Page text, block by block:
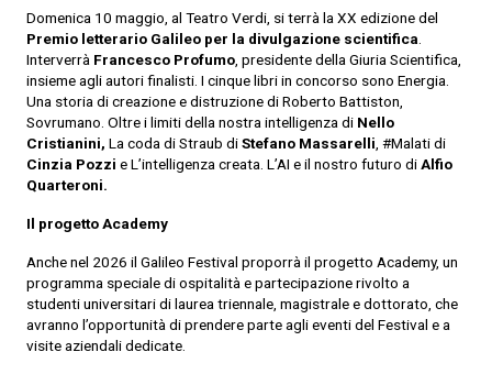
Domenica 10 maggio, al Teatro Verdi, si terrà la XX edizione del
Premio letterario Galileo per la divulgazione scientifica.
Interverrà Francesco Profumo, presidente della Giuria Scientifica,
insieme agli autori finalisti. I cinque libri in concorso sono Energia.
Una storia di creazione e distruzione di Roberto Battiston,
Sovrumano. Oltre i limiti della nostra intelligenza di Nello
Cristianini, La coda di Straub diStefano Massarelli, #Malati di
Cinzia Pozzi e L’intelligenza creata. L’AI e il nostro futuro diAlfio
Quarteroni.
Il progetto Academy
Anche nel 2026 il Galileo Festival proporrà il progetto Academy, un
programma speciale di ospitalità e partecipazione rivolto a
studenti universitari di laurea triennale, magistrale e dottorato, che
avranno l’opportunità di prendere parte agli eventi del Festival e a
visite aziendali dedicate.